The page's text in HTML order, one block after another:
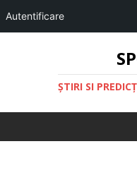
Autentificare
ŞTIRI SI